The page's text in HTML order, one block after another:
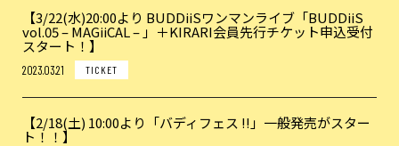
【3/22(水)20:00より BUDDiiSワンマンライブ「BUDDiiS
vol.05 – MAGiiCAL – 」＋KIRARI会員先行チケット申込受付
スタート！】
2023.03.21 TICKET
【2/18(土) 10:00より「バディフェス !!」一般発売がスター
ト！！】